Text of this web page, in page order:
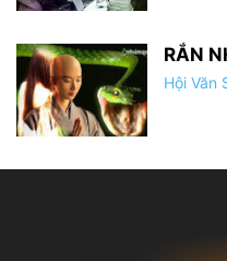
RẮN
Hội Văn